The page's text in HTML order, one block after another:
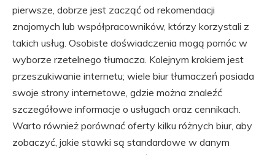
pierwsze, dobrze jest zacząć od rekomendacji
znajomych lub współpracowników, którzy korzystali z
takich usług. Osobiste doświadczenia mogą pomóc w
wyborze rzetelnego tłumacza. Kolejnym krokiem jest
przeszukiwanie internetu; wiele biur tłumaczeń posiada
swoje strony internetowe, gdzie można znaleźć
szczegółowe informacje o usługach oraz cennikach.
Warto również porównać oferty kilku różnych biur, aby
zobaczyć, jakie stawki są standardowe w danym